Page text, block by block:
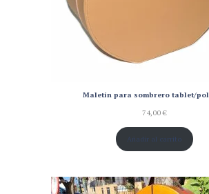
Maletín para sombrero tablet/
74,00€
Añadir al carrito